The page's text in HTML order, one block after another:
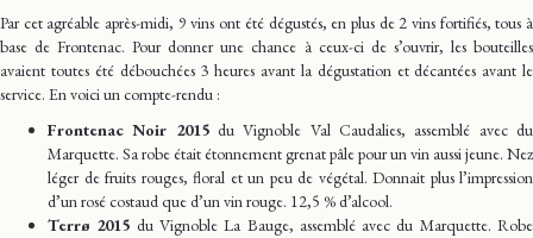
Par cet agréable après-midi, 9 vins ont été dégustés, en plus de 2 vins fortifiés, tous à
base de Frontenac. Pour donner une chance à ceux-ci de s’ouvrir, les bouteilles
avaient toutes été débouchées 3 heures avant la dégustation et décantées avant le
service. En voici un compte-rendu :
Frontenac Noir 2015du Vignoble Val Caudalies, assemblé avec du
Marquette. Sa robe était étonnement grenat pâle pour un vin aussi jeune. Nez
léger de fruits rouges, floral et un peu de végétal. Donnait plus l’impression
d’un rosé costaud que d’un vin rouge. 12,5 % d’alcool.
Terrø 2015 du Vignoble La Bauge, assemblé avec du Marquette. Robe